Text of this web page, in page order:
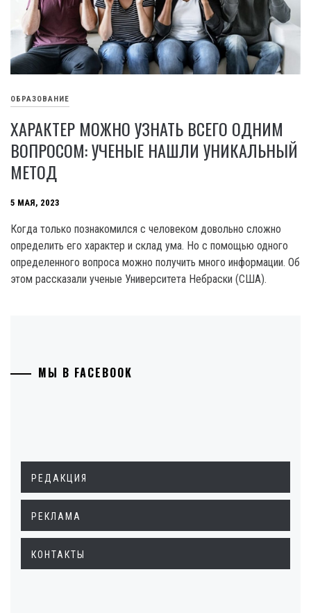
ОБРАЗОВАНИЕ
ХАРАКТЕР МОЖНО УЗНАТЬ ВСЕГО ОДНИМ
ВОПРОСОМ: УЧЕНЫЕ НАШЛИ УНИКАЛЬНЫЙ
МЕТОД
5 МАЯ, 2023
Когда только познакомился с человеком довольно сложно
определить его характер и склад ума. Но с помощью одного
определенного вопроса можно получить много информации. Об
этом рассказали ученые Университета Небраски (США).
МЫ В FACEBOOK
РЕДАКЦИЯ
РЕКЛАМА
КОНТАКТЫ